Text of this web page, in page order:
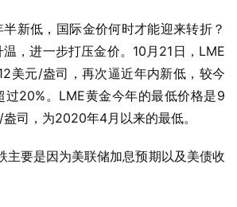
新低，国际金价何时才能迎来转折？
，进一步打压金价。10月21日，LME
美元/盎司，再次逼近年内新低，较今
过20%。LME黄金今年的最低价格是9
司，为2020年4月以来的最低。
主要是因为美联储加息预期以及美债收